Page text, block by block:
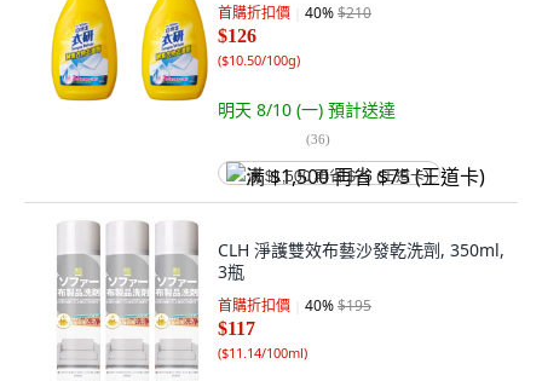
首購折扣價 40%$210
$126
($10.50/100g)
明天 8/10 (一) 預計送達
(36)
满 $1,500 再省 $75 (王道卡)
CLH 淨護雙效布藝沙發乾洗劑, 350ml,
3瓶
首購折扣價 40%$195
$117
($11.14/100ml)